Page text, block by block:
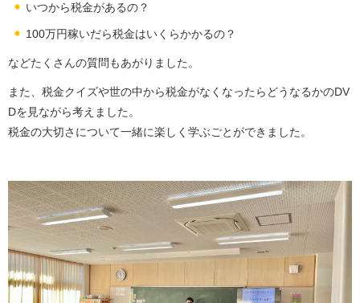
いつから税金があるの？
100万円稼いだら税金はいくらかかるの？
などたくさんの質問もあがりました。
また、税金クイズや世の中から税金がなくなったらどうなるかのDV
Dを見ながら考えました。
税金の大切さについて一緒に楽しく学ぶごとができました。